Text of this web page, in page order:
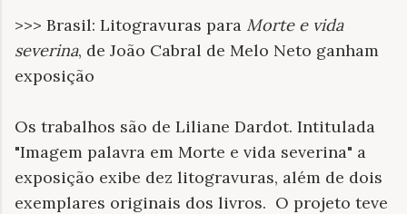
>>> Brasil: Litogravuras para Morte e vida
severina, de João Cabral de Melo Neto ganham
exposição
Os trabalhos são de Liliane Dardot. Intitulada
"Imagem palavra em Morte e vida severina" a
exposição exibe dez litogravuras, além de dois
exemplares originais dos livros. O projeto teve